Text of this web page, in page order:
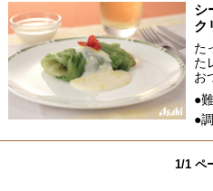
シ
ク
た
た
お
●
●
1/1 ペ